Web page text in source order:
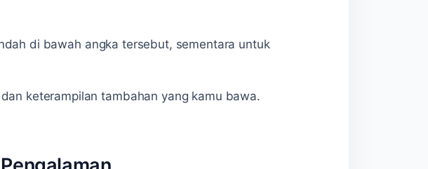
di bawah angka tersebut, sementara untuk
keterampilan tambahan yang kamu bawa.